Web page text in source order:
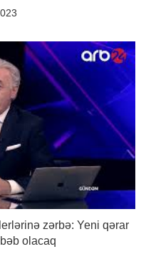
zərbə: Yeni qərar
olacaq